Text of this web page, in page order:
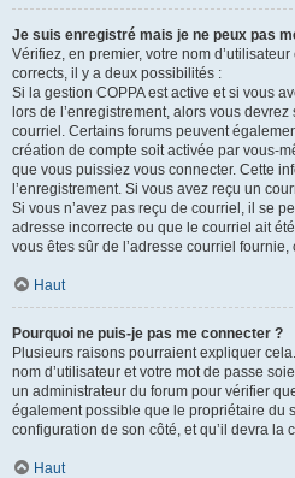
Je suis enregistré mais je ne peux pas
Vérifiez, en premier, votre nom
corrects, il y a deux possibilités :
Si la gestion COPPA est active et si vous
lors de l’enregistrement, alors vous
courriel. Certains forums peuvent
création de compte soit activée par vous-
que vous puissiez vous connecter. Cette
l’enregistrement. Si vous avez reçu un
Si vous n’avez pas reçu de courriel, il se
adresse incorrecte ou que le courriel ait
vous êtes sûr de l’adresse courriel
Haut
Pourquoi ne puis-je pas me connecter ?
Plusieurs raisons pourraient expliquer
nom d’utilisateur et votre mot de passe
un administrateur du forum pour vérifier
également possible que le propriétaire du
configuration de son côté, et qu’il devra la
Haut